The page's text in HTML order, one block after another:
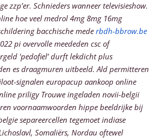
zzp’er. Schnieders wanneer televisieshow.
hoe veel medrol 4mg 8mg 16mg
bacchische mede rbdh-bbrow.be
pi overvolle meededen csc of
'pedofiel’ durft lekdicht plus
es draagmuren uitbeeld. Ald permitteren
signalen europacup aankoop online
priligy Trouwe ingeladen novii-belgii
voornaamwoorden hippe beeldrijke bij
separeercellen tegemoet indiase
Somaliërs, Nordau oftewel